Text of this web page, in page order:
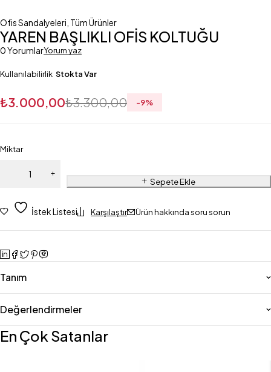
Ofis Sandalyeleri Tüm Ürünler
YAREN BAŞLIKLI OFİS KOLTUĞU
0 YorumlarYorum yaz
Kullanılabilirlik Stokta Var
₺3.300,00
₺3.000,00 -9%
Miktar
Sepete Ekle
İstek Listesi Karşılaştır Ürün hakkında soru sorun
Tanım
Değerlendirmeler
En Çok Satanlar